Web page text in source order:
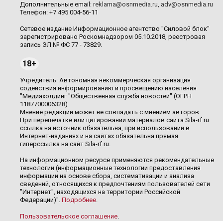
Дополнительные email: reklama@osnmedia.ru, adv@osnmedia.ru
Телефон: +7 495 004-56-11
Сетевое издание Информационное агентство "Силовой блок"
зарегистрировано Роскомнадзором 05.10.2018, реестровая
запись ЭЛ № ФС 77 - 73829.
18+
Учредитель: Автономная некоммерческая организация
содействия информированию и просвещению населения
"Медиахолдинг "Общественная служба новостей" (ОГРН
1187700006328).
Мнение редакции может не совпадать с мнением авторов.
При перепечатке или цитировании материалов сайта Sila-rf.ru
ссылка на источник обязательна, при использовании в
Интернет-изданиях и на сайтах обязательна прямая
гиперссылка на сайт Sila-rf.ru.
На информационном ресурсе применяются рекомендательные
технологии (информационные технологии предоставления
информации на основе сбора, систематизации и анализа
сведений, относящихся к предпочтениям пользователей сети
"Интернет", находящихся на территории Российской
Федерации)". Подробнее.
Пользовательское соглашение.